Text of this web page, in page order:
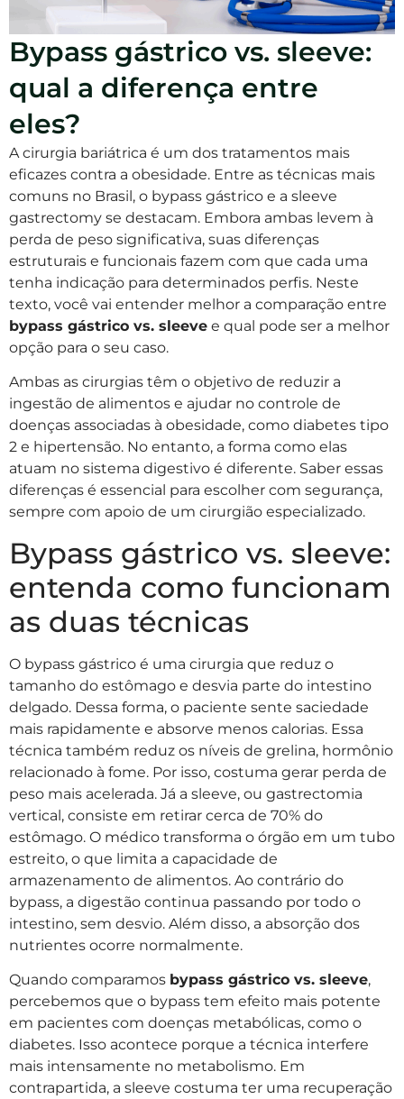
Bypass gástrico vs. sleeve:
qual a diferença entre
eles?
A cirurgia bariátrica é um dos tratamentos mais
eficazes contra a obesidade. Entre as técnicas mais
comuns no Brasil, o bypass gástrico e a sleeve
gastrectomy se destacam. Embora ambas levem à
perda de peso significativa, suas diferenças
estruturais e funcionais fazem com que cada uma
tenha indicação para determinados perfis. Neste
texto, você vai entender melhor a comparação entre
bypass gástrico vs. sleeve e qual pode ser a melhor
opção para o seu caso.
Ambas as cirurgias têm o objetivo de reduzir a
ingestão de alimentos e ajudar no controle de
doenças associadas à obesidade, como diabetes tipo
2 e hipertensão. No entanto, a forma como elas
atuam no sistema digestivo é diferente. Saber essas
diferenças é essencial para escolher com segurança,
sempre com apoio de um cirurgião especializado.
Bypass gástrico vs. sleeve:
entenda como funcionam
as duas técnicas
O bypass gástrico é uma cirurgia que reduz o
tamanho do estômago e desvia parte do intestino
delgado. Dessa forma, o paciente sente saciedade
mais rapidamente e absorve menos calorias. Essa
técnica também reduz os níveis de grelina, hormônio
relacionado à fome. Por isso, costuma gerar perda de
peso mais acelerada. Já a sleeve, ou gastrectomia
vertical, consiste em retirar cerca de 70% do
estômago. O médico transforma o órgão em um tubo
estreito, o que limita a capacidade de
armazenamento de alimentos. Ao contrário do
bypass, a digestão continua passando por todo o
intestino, sem desvio. Além disso, a absorção dos
nutrientes ocorre normalmente.
Quando comparamos bypass gástrico vs. sleeve,
percebemos que o bypass tem efeito mais potente
em pacientes com doenças metabólicas, como o
diabetes. Isso acontece porque a técnica interfere
mais intensamente no metabolismo. Em
contrapartida, a sleeve costuma ter uma recuperação